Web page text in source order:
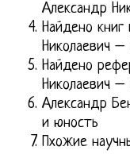
Александр
Найдено
Николаевич –
Найдено
Николаевич –
Александр
и юность
Пхожие